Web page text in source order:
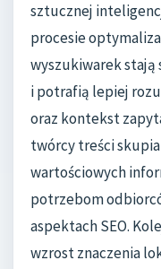
sztucznej
procesie
wyszukiwarek stają
i potrafią lepiej
oraz kontekst
twórcy treści
wartościowych
potrzebom
aspektach SEO.
wzrost znaczenia